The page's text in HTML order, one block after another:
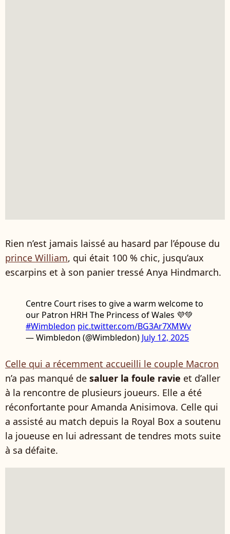
Rien n’est jamais laissé au hasard par l’épouse du
prince William, qui était 100 % chic, jusqu’aux
escarpins et à son panier tressé Anya Hindmarch.
Centre Court rises to give a warm welcome to
our Patron HRH The Princess of Wales 💜💚
#Wimbledon pic.twitter.com/BG3Ar7XMWv
— Wimbledon (@Wimbledon) July 12, 2025
Celle qui a récemment accueilli le couple Macron
n’a pas manqué de saluer la foule ravie et d’aller
à la rencontre de plusieurs joueurs. Elle a été
réconfortante pour Amanda Anisimova. Celle qui
a assisté au match depuis la Royal Box a soutenu
la joueuse en lui adressant de tendres mots suite
à sa défaite.